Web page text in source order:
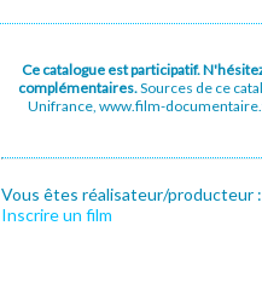
Ce catalogue est participatif.
complémentaires.Sources de ce
Unifrance, www.film-
Vous êtes réalisateur/producteur :
Inscrire un film